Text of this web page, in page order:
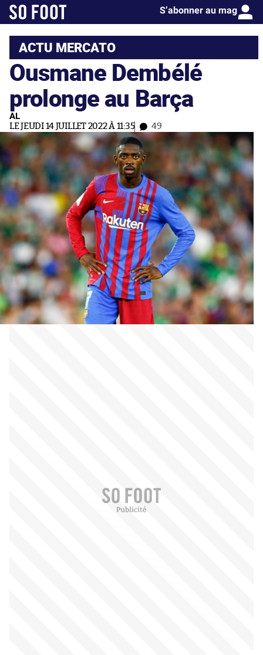
S’abonner au mag
ACTU MERCATO
Ousmane Dembélé
prolonge au Barça
AL
LE JEUDI 14 JUILLET 2022 À 11:35 49